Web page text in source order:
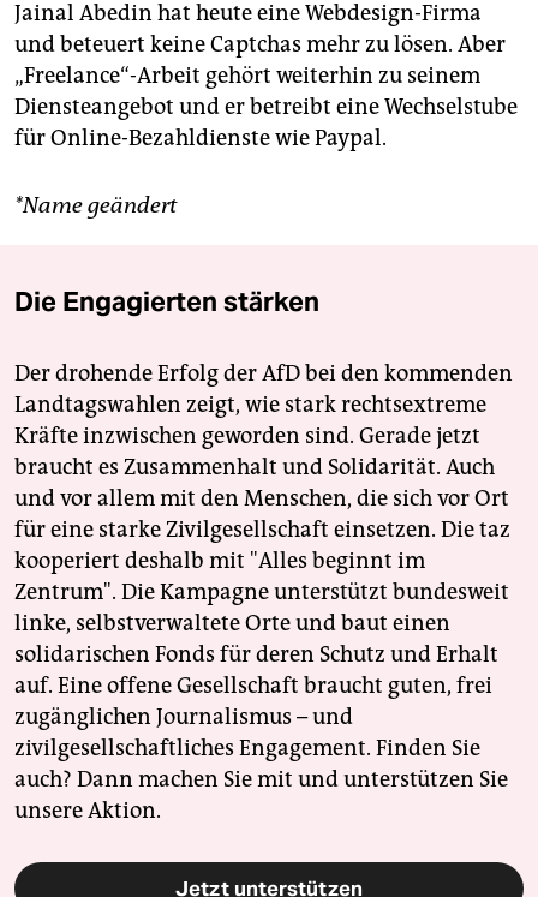
Jainal Abedin hat heute eine Webdesign-Firma
und beteuert keine Captchas mehr zu lösen. Aber
„Freelance“-Arbeit gehört weiterhin zu seinem
Diensteangebot und er betreibt eine Wechselstube
für Online-Bezahldienste wie Paypal.
*Name geändert
Die Engagierten stärken
Der drohende Erfolg der AfD bei den kommenden
Landtagswahlen zeigt, wie stark rechtsextreme
Kräfte inzwischen geworden sind. Gerade jetzt
braucht es Zusammenhalt und Solidarität. Auch
und vor allem mit den Menschen, die sich vor Ort
für eine starke Zivilgesellschaft einsetzen. Die taz
kooperiert deshalb mit "Alles beginnt im
Zentrum". Die Kampagne unterstützt bundesweit
linke, selbstverwaltete Orte und baut einen
solidarischen Fonds für deren Schutz und Erhalt
auf. Eine offene Gesellschaft braucht guten, frei
zugänglichen Journalismus – und
zivilgesellschaftliches Engagement. Finden Sie
auch? Dann machen Sie mit und unterstützen Sie
unsere Aktion.
Jetzt unterstützen